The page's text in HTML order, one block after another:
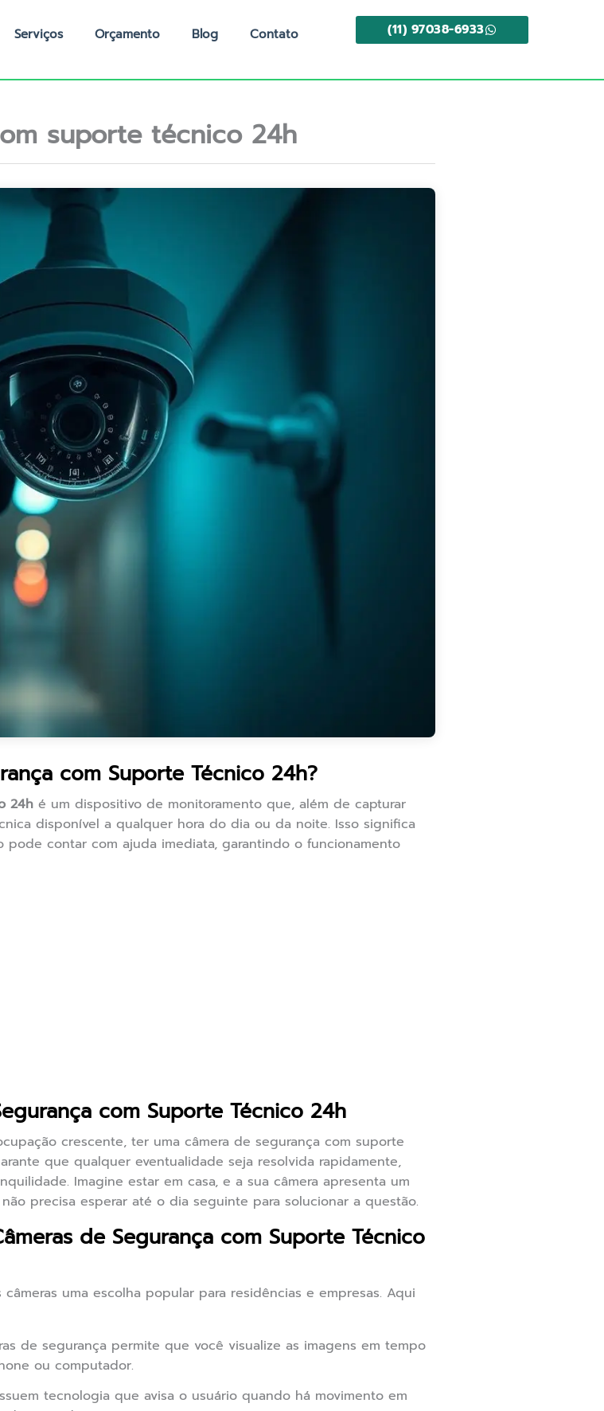
Serviços Orçamento Blog Contato (11) 97038-6933
suporte técnico 24h
com Suporte Técnico 24h?
24h é um dispositivo de monitoramento que, além de capturar
disponível a qualquer hora do dia ou da noite. Isso significa
contar com ajuda imediata, garantindo o funcionamento
com Suporte Técnico 24h
crescente, ter uma câmera de segurança com suporte
que qualquer eventualidade seja resolvida rapidamente,
Imagine estar em casa, e a sua câmera apresenta um
precisa esperar até o dia seguinte para solucionar a questão.
de Segurança com Suporte Técnico
uma escolha popular para residências e empresas. Aqui
de segurança permite que você visualize as imagens em tempo
ou computador.
tecnologia que avisa o usuário quando há movimento em